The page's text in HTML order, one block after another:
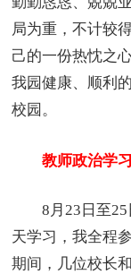
局为重，不计较
己的一份热忱之
我园健康、顺利
校园。
教师政治学习
8月23日至25
天学习，我全程
期间，几位校长